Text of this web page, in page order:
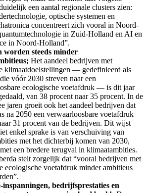
een aantal regionale clusters zien:
optische systemen en
concentreert zich vooral in Noord-
in Zuid-Holland en AI en
in Noord-Holland”.
worden steeds minder
Het aandeel bedrijven met
klimaatdoelstellingen — gedefinieerd als
vóór 2030 streven naar een
ecologische voetafdruk — is dit jaar
van 38 procent naar 35 procent. In de
jaren groeit ook het aandeel bedrijven dat
na 2050 een verwaarloosbare voetafdruk
31 procent van de bedrijven. Dit wijst
enkel sprake is van verschuiving van
met het dichterbij komen van 2030,
een bredere terugval in klimaatambities.
stelt zorgelijk dat “vooral bedrijven met
ecologische voetafdruk minder ambitieus
inspanningen, bedrijfsprestaties en